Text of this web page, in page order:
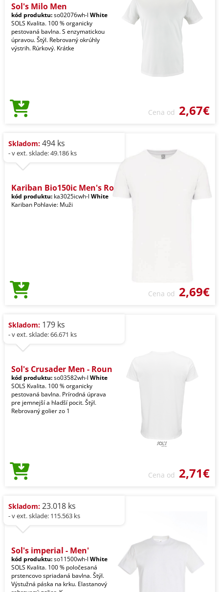
Sol's Milo Men
kód produktu:so02076wh-l White
SOLS Kvalita. 100 % organicky
pestovaná bavlna. S enzymatickou
úpravou. Štýl. Rebrovaný okrúhly
výstrih. Rúrkový. Krátke
Cena od 2,67€
Skladom: 494 ks
- v ext. sklade: 49.186 ks
Kariban Bio150ic Men's Ro
kód produktu: ka3025icwh-l White
Kariban Pohlavie: Muži
Cena od 2,69€
Skladom: 179 ks
- v ext. sklade: 66.671 ks
Sol's Crusader Men - Roun
kód produktu:so03582wh-l White
SOLS Kvalita. 100 % organicky
pestovaná bavlna. Prírodná úprava
pre jemnejší a hladší pocit. Štýl.
Rebrovaný golier zo 1
Cena od 2,71€
Skladom: 23.018 ks
- v ext. sklade: 115.563 ks
Sol's imperial - Men'
kód produktu:so11500wh-l White
SOLS Kvalita. 100 % poločesaná
prstencovo spriadaná bavlna. Štýl.
Výstužná páska na krku. Elastanový